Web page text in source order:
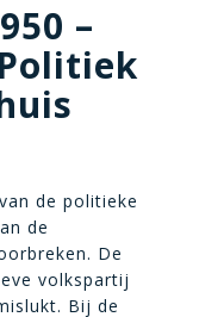
–
de politieke
de
De
volkspartij
Bij de